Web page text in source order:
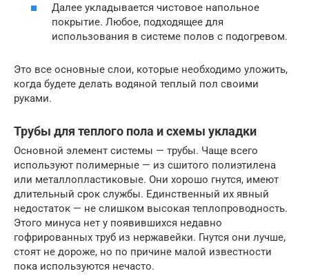
Далее укладывается чистовое напольное
покрытие. Любое, подходящее для
использования в системе полов с подогревом.
Это все основные слои, которые необходимо уложить,
когда будете делать водяной теплый пол своими
руками.
Трубы для теплого пола и схемы укладки
Основной элемент системы — трубы. Чаще всего
используют полимерные — из сшитого полиэтилена
или металлопластиковые. Они хорошо гнутся, имеют
длительный срок службы. Единственный их явный
недостаток — не слишком высокая теплопроводность.
Этого минуса нет у появившихся недавно
гофрированных труб из нержавейки. Гнутся они лучше,
стоят не дороже, но по причине малой известности
пока используются нечасто.